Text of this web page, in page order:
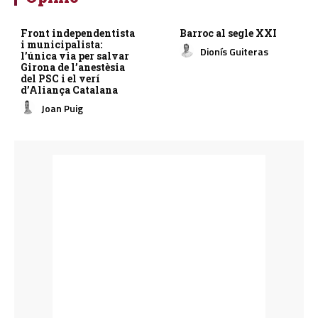
Front independentista
i municipalista:
l’única via per salvar
Girona de l’anestèsia
del PSC i el verí
d’Aliança Catalana
Joan Puig
Barroc al segle XXI
Dionís Guiteras